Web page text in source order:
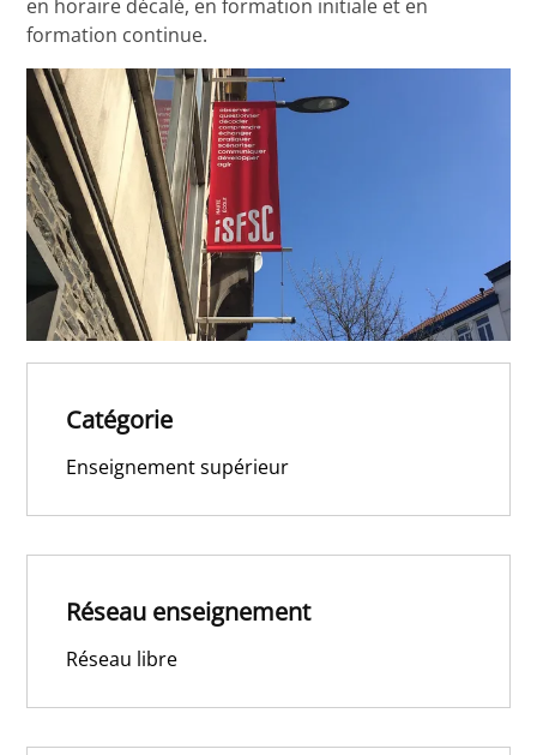
en horaire décalé, en formation initiale et en
formation continue.
Catégorie
Enseignement supérieur
Réseau enseignement
Réseau libre